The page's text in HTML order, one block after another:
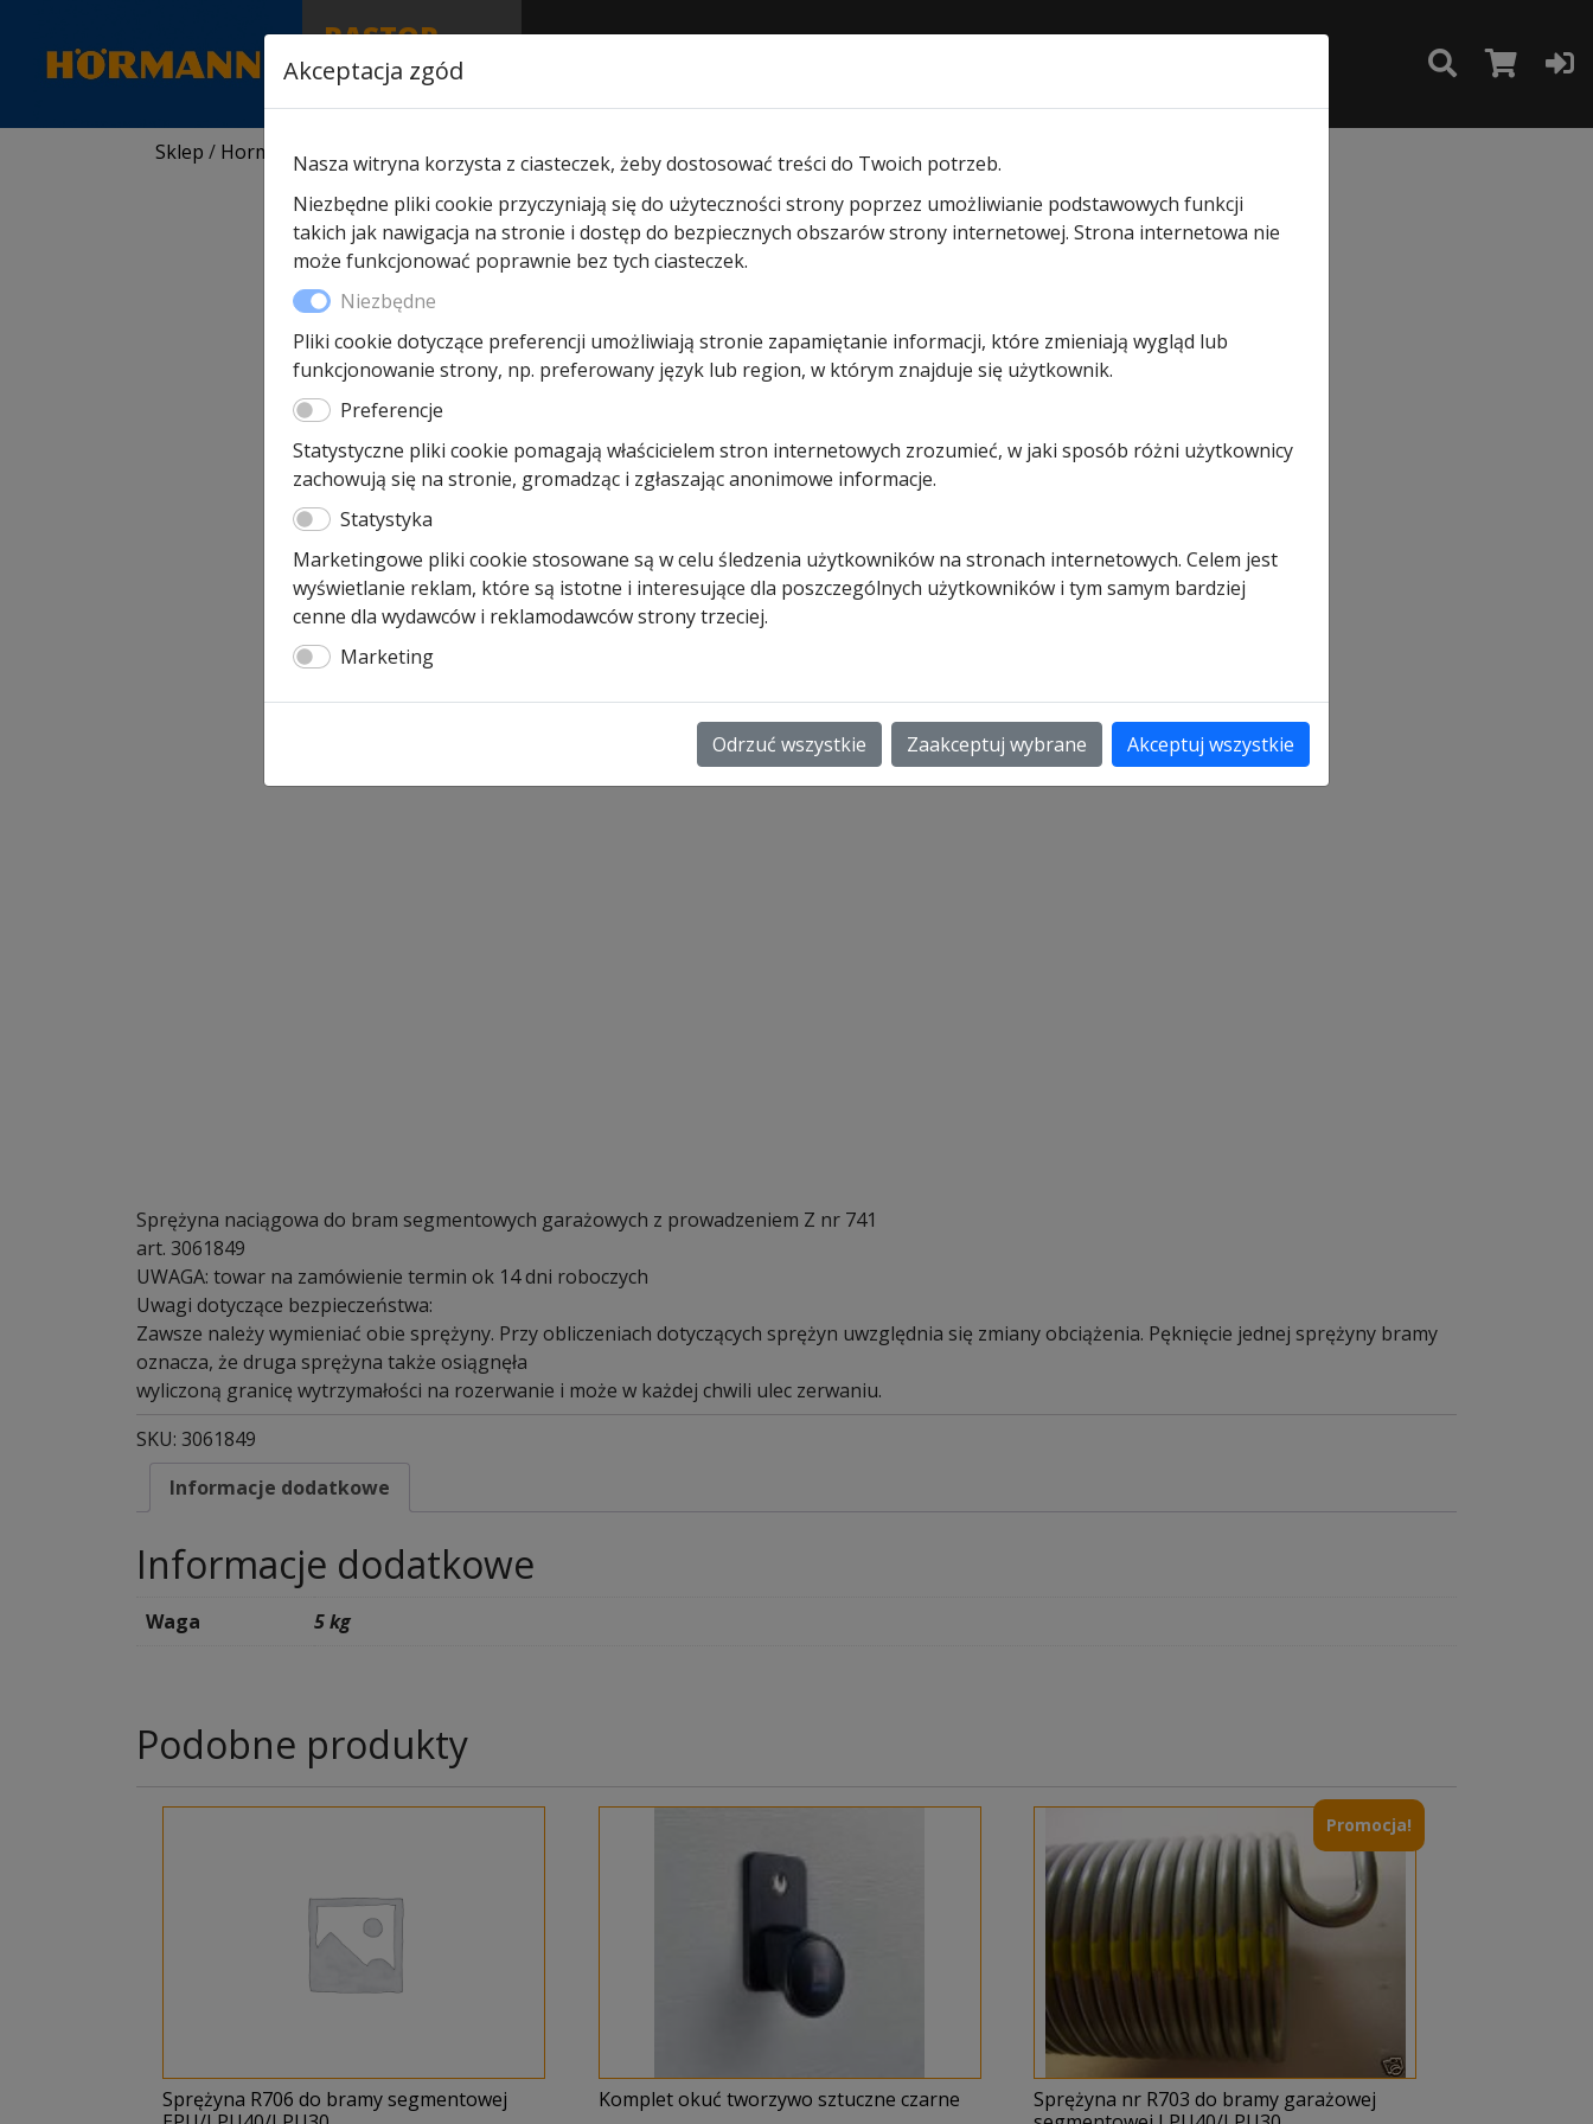
RASTOR
AUTORYZOWANY
PARTNER & SERWIS
Sklep / Hormann części zamienne Do bram segmentowych garażowych / Sprężyna naciągowa nr 741 do bram z prowadzeniem Z
Sprężyna
nr 741 do
prowadzeniem
638,00zł
ilość
Sprężyna
naciągowa
Dodaj do koszyka
Sprężyna naciągowa do bram segmentowych garażowych z prowadzeniem Z nr 741
art. 3061849
UWAGA: towar na zamówienie termin ok 14 dni roboczych
Uwagi dotyczące bezpieczeństwa:
Zawsze należy wymieniać obie sprężyny. Przy obliczeniach dotyczących sprężyn uwzględnia się zmiany obciążenia. Pęknięcie jednej sprężyny bramy
oznacza, że druga sprężyna także osiągnęła
wyliczoną granicę wytrzymałości na rozerwanie i może w każdej chwili ulec zerwaniu.
SKU: 3061849
Informacje dodatkowe
Informacje dodatkowe
Waga 5 kg
Podobne produkty
Sprężyna R706 do bramy segmentowej
Komplet okuć tworzywo sztuczne czarne
Promocja!
Sprężyna nr R703 do bramy garażowej
Akceptacja zgód
Nasza witryna korzysta z ciasteczek, żeby dostosować treści do Twoich potrzeb.
Niezbędne pliki cookie przyczyniają się do użyteczności strony poprzez umożliwianie podstawowych funkcji
takich jak nawigacja na stronie i dostęp do bezpiecznych obszarów strony internetowej. Strona internetowa nie
może funkcjonować poprawnie bez tych ciasteczek.
Niezbędne
Pliki cookie dotyczące preferencji umożliwiają stronie zapamiętanie informacji, które zmieniają wygląd lub
funkcjonowanie strony, np. preferowany język lub region, w którym znajduje się użytkownik.
Preferencje
Statystyczne pliki cookie pomagają właścicielem stron internetowych zrozumieć, w jaki sposób różni użytkownicy
zachowują się na stronie, gromadząc i zgłaszając anonimowe informacje.
Statystyka
Marketingowe pliki cookie stosowane są w celu śledzenia użytkowników na stronach internetowych. Celem jest
wyświetlanie reklam, które są istotne i interesujące dla poszczególnych użytkowników i tym samym bardziej
cenne dla wydawców i reklamodawców strony trzeciej.
Marketing
Odrzuć wszystkie Zaakceptuj wybrane Akceptuj wszystkie